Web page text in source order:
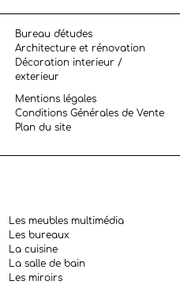
Bureau d'études
Architecture et rénovation
Décoration interieur /
exterieur
Mentions légales
Conditions Générales de Vente
Plan du site
Les meubles multimédia
Les bureaux
La cuisine
La salle de bain
Les miroirs